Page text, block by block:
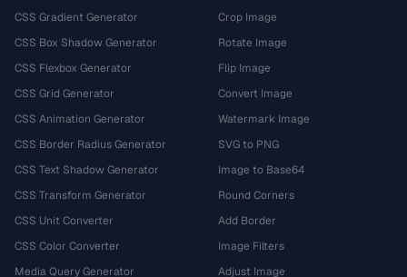
CSS Gradient Generator
CSS Box Shadow Generator
CSS Flexbox Generator
CSS Grid Generator
CSS Animation Generator
CSS Border Radius Generator
CSS Text Shadow Generator
CSS Transform Generator
CSS Unit Converter
CSS Color Converter
Media Query Generator
Crop Image
Rotate Image
Flip Image
Convert Image
Watermark Image
SVG to PNG
Image to Base64
Round Corners
Add Border
Image Filters
Adjust Image